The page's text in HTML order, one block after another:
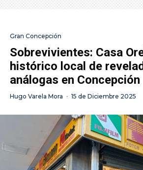
Gran Concepción
Sobrevivientes: Casa
histórico local de
análogas en Concepción
Hugo Varela Mora · 15 de Diciembre 2025